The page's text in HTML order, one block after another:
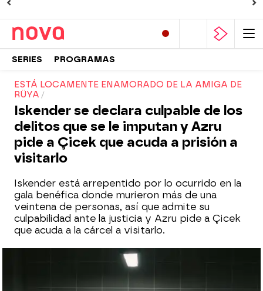
SERIES PROGRAMAS
ESTÁ LOCAMENTE ENAMORADO DE LA AMIGA DE
RÜYA
Iskender se declara culpable de los
delitos que se le imputan y Azru
pide a Çicek que acuda a prisión a
visitarlo
Iskender está arrepentido por lo ocurrido en la
gala benéfica donde murieron más de una
veintena de personas, así que admite su
culpabilidad ante la justicia y Azru pide a Çicek
que acuda a la cárcel a visitarlo.